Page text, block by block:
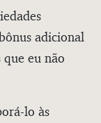
adicional
eu não
lo às